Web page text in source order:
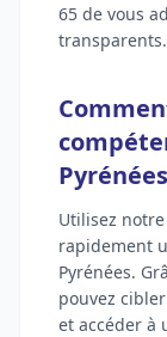
65 de vous
transparents.
Utilisez
rapidement
Pyrénées.
pouvez
et accéder à